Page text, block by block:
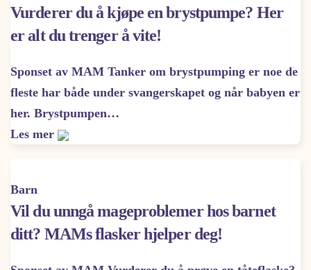
Vurderer du å kjøpe en brystpumpe? Her
er alt du trenger å vite!
Sponset av MAM Tanker om brystpumping er noe de
fleste har både under svangerskapet og når babyen er
her. Brystpumpen…
Les mer
Barn
Vil du unngå mageproblemer hos barnet
ditt? MAMs flasker hjelper deg!